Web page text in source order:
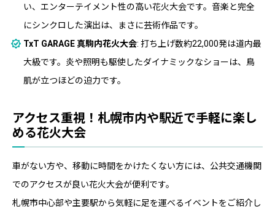
い、エンターテイメント性の高い花火大会です。音楽と完全
にシンクロした演出は、まさに芸術作品です。
TxT GARAGE 真駒内花火大会: 打ち上げ数約22,000発は道内最
大級です。炎や照明も駆使したダイナミックなショーは、鳥
肌が立つほどの迫力です。
アクセス重視！札幌市内や駅近で手軽に楽し
める花火大会
車がない方や、移動に時間をかけたくない方には、公共交通機関
でのアクセスが良い花火大会が便利です。
札幌市中心部や主要駅から気軽に足を運べるイベントをご紹介し